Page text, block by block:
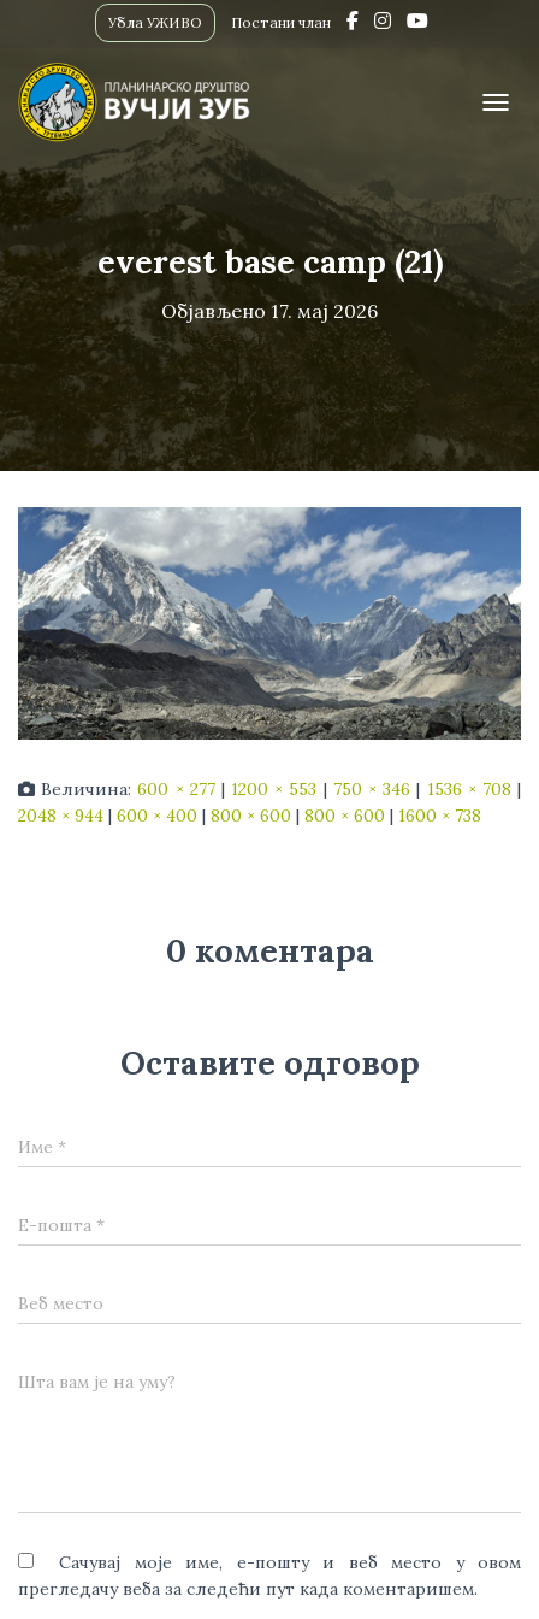
Убла УЖИВО Постани члан
everest base camp (21)
Објављено 17. мај 2026
Величина:600 × 277 | 1200 × 553 | 750 × 346 | 1536 × 708 |
2048 × 944 | 600 × 400 | 800 × 600 | 800 × 600 | 1600 × 738
0 коментара
Оставите одговор
Име *
Е-пошта *
Веб место
Шта вам је на уму?
Сачувај моје име, е-пошту и веб место у овом
прегледачу веба за следећи пут када коментаришем.